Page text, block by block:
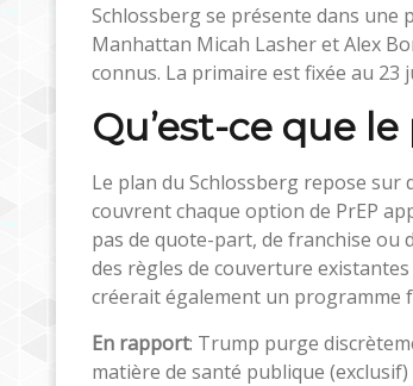
Schlossberg se présente dans une
Manhattan Micah Lasher et Alex
connus. La primaire est fixée au 23
Qu’est-ce que
Le plan du Schlossberg repose
couvrent chaque option de PrEP
pas de quote-part, de franchise ou
des règles de couverture
créerait également un programme
En rapport: Trump purge
matière de santé publique (exclusif)